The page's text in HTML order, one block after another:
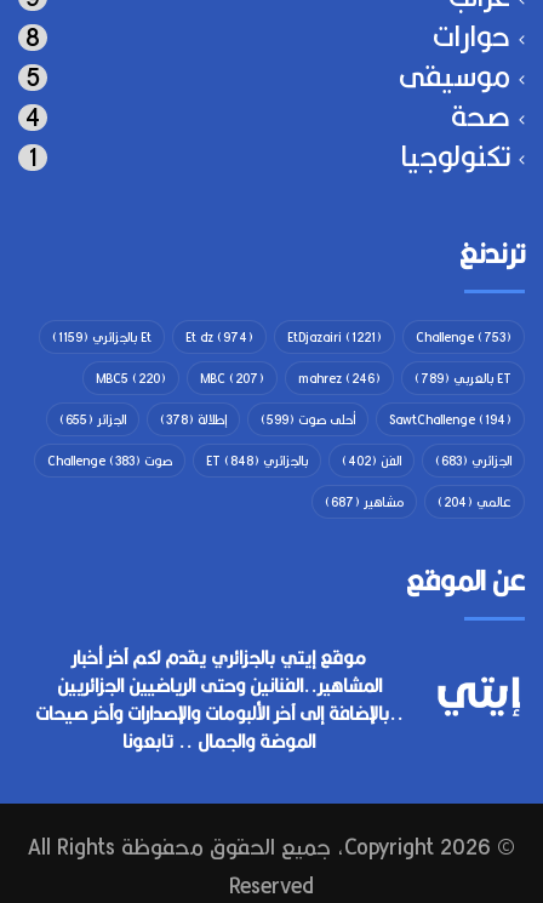
حوارات 8
موسيقى 5
صحة 4
تكنولوجيا 1
ترندنغ
Challenge(753)
EtDjazairi (1221)
Et dz(974) Et بالجزائري
(1159)
ET بالعربي
(789)
mahrez(246)
MBC(207)
MBC5 (220)
SawtChallenge(194) أحلى صوت (599) إطلالة (378) الجزائر (655)
الجزائري (683) الفن (402) بالجزائري ET (848) صوت Challenge (383)
عالمي (204) مشاهير (687)
عن الموقع
موقع إيتي بالجزائري يقدم لكم آخر أخبار
المشاهير..الفنانين وحتى الرياضيين الجزائريين
..بالإضافة إلى آخر الألبومات والإصدارات وآخر صيحات
الموضة والجمال .. تابعونا
© Copyright 2026, جميع الحقوق محفوظة All Rights
Reserved